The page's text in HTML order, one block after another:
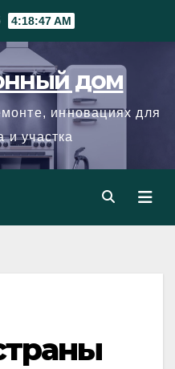
4:18:48 AM
дом
инновациях для
и участка